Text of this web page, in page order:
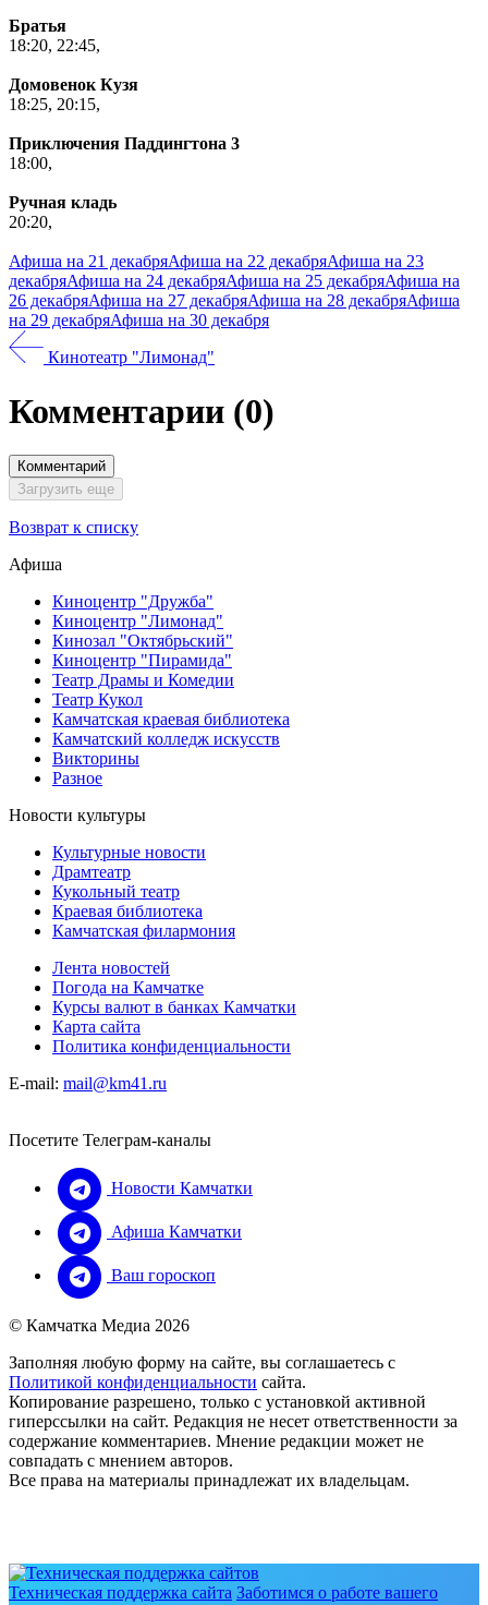
Братья
18:20, 22:45,
Домовенок Кузя
18:25, 20:15,
Приключения Паддингтона 3
18:00,
Ручная кладь
20:20,
Афиша на 21 декабряАфиша на 22 декабряАфиша на 23
декабряАфиша на 24 декабряАфиша на 25 декабряАфиша на
26 декабряАфиша на 27 декабряАфиша на 28 декабряАфиша
на 29 декабряАфиша на 30 декабря
Кинотеатр "Лимонад"
Комментарии (0)
Комментарий
Загрузить еще
Возврат к списку
Афиша
Киноцентр "Дружба"
Киноцентр "Лимонад"
Кинозал "Октябрьский"
Киноцентр "Пирамида"
Театр Драмы и Комедии
Театр Кукол
Камчатская краевая библиотека
Камчатский колледж искусств
Викторины
Разное
Новости культуры
Культурные новости
Драмтеатр
Кукольный театр
Краевая библиотека
Камчатская филармония
Лента новостей
Погода на Камчатке
Курсы валют в банках Камчатки
Карта сайта
Политика конфиденциальности
E-mail: mail@km41.ru
Посетите Телеграм-каналы
Новости Камчатки
Афиша Камчатки
Ваш гороскоп
© Камчатка Медиа 2026
Заполняя любую форму на сайте, вы соглашаетесь с
Политикой конфиденциальности сайта.
Копирование разрешено, только с установкой активной
гиперссылки на сайт. Редакция не несет ответственности за
содержание комментариев. Мнение редакции может не
совпадать с мнением авторов.
Все права на материалы принадлежат их владельцам.
Техническая поддержка сайта Заботимся о работе вашего